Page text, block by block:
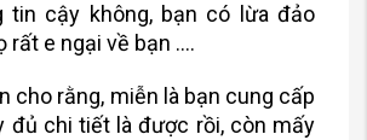
tin cậy không, bạn có lừa đảo
rất e ngại về bạn ….
cho rằng, miễn là bạn cung cấp
đủ chi tiết là được rồi, còn mấy